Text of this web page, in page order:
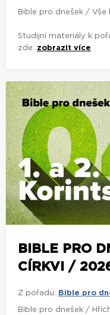
Bible pro dnešek /
Studijní materiály k
zde: zobrazit více
BIBLE PRO
CÍRKVI /
Z pořadu: Bible pro
Bible pro dnešek /